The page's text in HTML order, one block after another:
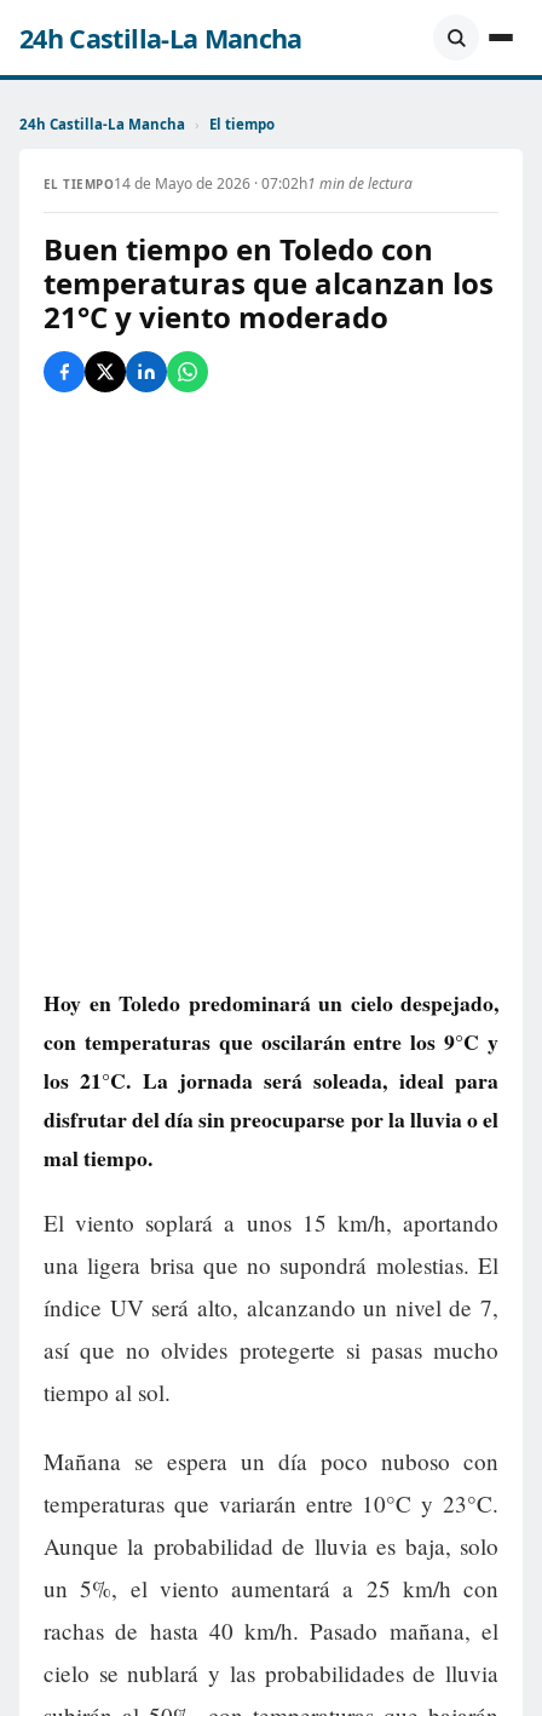
24h Castilla-La Mancha
24h Castilla-La Mancha › El tiempo
EL TIEMPO14 de Mayo de 2026 · 07:02h1 min de lectura
Buen tiempo en Toledo con
temperaturas que alcanzan los
21°C y viento moderado
Hoy en Toledo predominará un cielo despejado,
con temperaturas que oscilarán entre los 9°C y
los 21°C. La jornada será soleada, ideal para
disfrutar del día sin preocuparse por la lluvia o el
mal tiempo.
El viento soplará a unos 15 km/h, aportando
una ligera brisa que no supondrá molestias. El
índice UV será alto, alcanzando un nivel de 7,
así que no olvides protegerte si pasas mucho
tiempo al sol.
Mañana se espera un día poco nuboso con
temperaturas que variarán entre 10°C y 23°C.
Aunque la probabilidad de lluvia es baja, solo
un 5%, el viento aumentará a 25 km/h con
rachas de hasta 40 km/h. Pasado mañana, el
cielo se nublará y las probabilidades de lluvia